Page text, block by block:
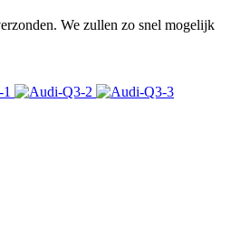
We zullen zo snel mogelijk